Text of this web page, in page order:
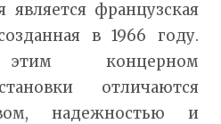
является французская
в 1966 году.
этим концерном
отличаются
надежностью и